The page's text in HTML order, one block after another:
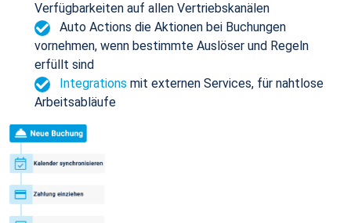
Verfügbarkeiten auf allen Vertriebskanälen
Auto Actions die Aktionen bei Buchungen
vornehmen, wenn bestimmte Auslöser und Regeln
erfüllt sind
Integrations mit externen Services, für nahtlose
Arbeitsabläufe